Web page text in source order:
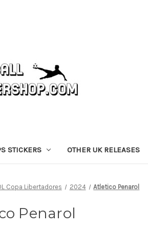
STICKERS OTHER UK RELEASES
Copa Libertadores 2024 Atletico Penarol
Penarol